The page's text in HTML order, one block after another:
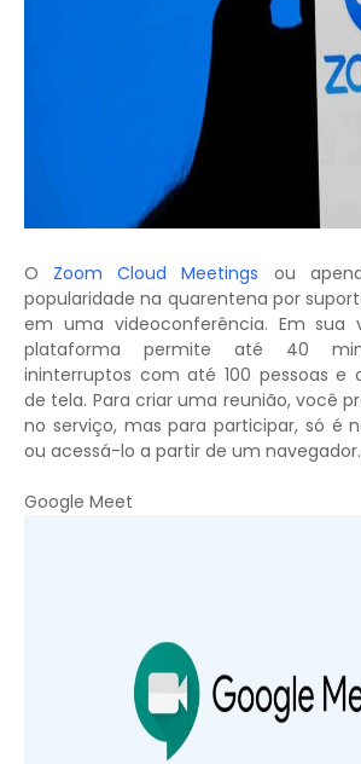
O Zoom Cloud Meetings ou
popularidade na quarentena por
em uma videoconferência. Em sua
plataforma permite até 40
ininterruptos com até 100 pessoas e
de tela. Para criar uma reunião, você
no serviço, mas para participar, só é
ou acessá-lo a partir de um navegador.
Google Meet